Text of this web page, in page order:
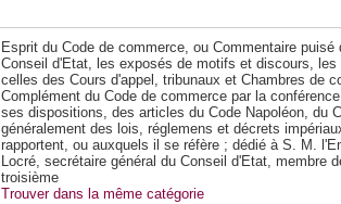
Esprit du Code de commerce, ou Commentaire
Conseil d'Etat, les exposés de motifs et discours, les
celles des Cours d'appel, tribunaux et Chambres de
Complément du Code de commerce par la
ses dispositions, des articles du Code Napoléon, du
généralement des lois, réglemens et décrets
rapportent, ou auxquels il se réfère ; dédié à S. M.
Locré, secrétaire général du Conseil d'Etat, membre
troisième
Trouver dans la même catégorie